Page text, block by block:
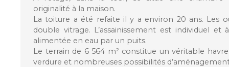
originalité à la maison.
La toiture a été refaite il y a environ 20 ans. Les
double vitrage. L’assainissement est individuel et
alimentée en eau par un puits.
Le terrain de 6 564 m² constitue un véritable
verdure et nombreuses possibilités